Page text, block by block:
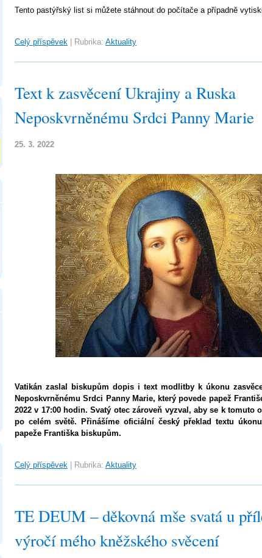
Tento pastýřský list si můžete stáhnout do počítače a případně
Celý příspěvek Rubrika: Aktuality
Text k zasvěcení Ukrajiny a Ruska
Neposkvrněnému Srdci Panny Marie
25. 3. 2022
Vatikán zaslal biskupům dopis i text modlitby k úkonu
Neposkvrněnému Srdci Panny Marie, který povede papež
2022 v 17:00 hodin. Svatý otec zároveň vyzval, aby se k
po celém světě. Přinášíme oficiální český překlad textu
papeže Františka biskupům.
Celý příspěvek Rubrika: Aktuality
TE DEUM – děkovná mše svatá u
výročí mého kněžského svěcení